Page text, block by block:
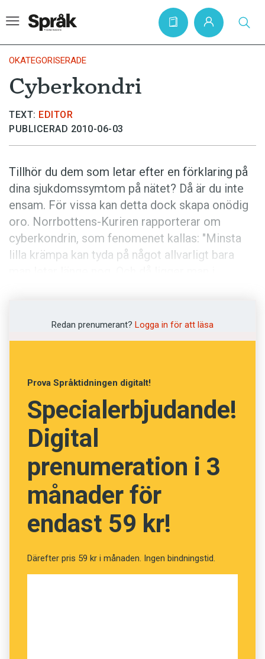
Hem
Artiklar
Skrivtips
Bokrecensioner
Kviss
Podden
Press
OKATEGORISERADE
Cyberkondri
TEXT: EDITOR
PUBLICERAD 2010-06-03
Tillhör du dem som letar efter en förklaring på
dina sjukdomssymtom på nätet? Då är du inte
ensam. För vissa kan detta dock skapa onödig
oro. Norrbottens-Kuriren rapporterar om
cyberkondrin, som fenomenet kallas: "Minsta
lilla krämpa kan tyda på något allvarligt bara
Redan prenumerant? Logga in för att läsa
Prova Språktidningen digitalt!
Specialerbjudande!
Digital
prenumeration i 3
månader för
endast 59 kr!
Därefter pris 59 kr i månaden. Ingen bindningstid.